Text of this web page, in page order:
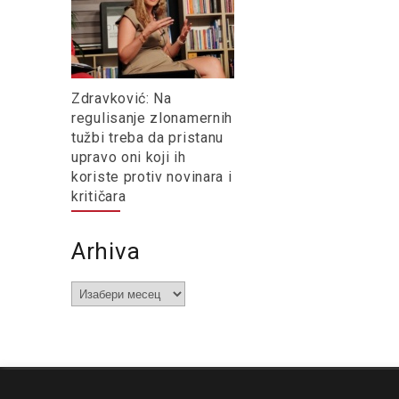
Zdravković: Na
regulisanje zlonamernih
tužbi treba da pristanu
upravo oni koji ih
koriste protiv novinara i
kritičara
Arhiva
Arhiva